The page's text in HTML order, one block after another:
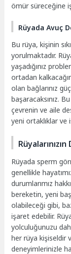
ömür süreceğine
Rüyada Avuç
Bu rüya, kişinin
yorulmaktadır.
yaşadığınız
ortadan
olan bağlarınız
başaracaksınız.
çevrenin ve aile
yeni ortaklıklar ve
Rüyada sperm
genellikle
durumlarımız
bereketin, yeni
olabileceği gibi,
işaret edebilir.
yolculuğunuzu
her rüya kişiseldir
deneyimlerinizle